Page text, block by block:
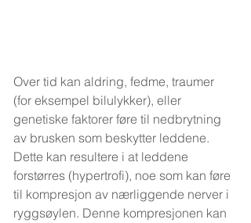
Over tid kan aldring, fedme, traumer
(for eksempel bilulykker), eller
genetiske faktorer føre til nedbrytning
av brusken som beskytter leddene.
Dette kan resultere i at leddene
forstørres (hypertrofi), noe som kan føre
til kompresjon av nærliggende nerver i
ryggsøylen. Denne kompresjonen kan